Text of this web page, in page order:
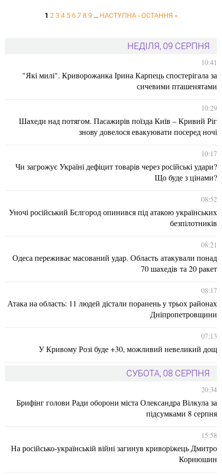
1 2 3 4 5 6 7 8 9 … НАСТУПНА › ОСТАННЯ »
НЕДІЛЯ, 09 СЕРПНЯ
10:41
"Які милі". Криворожанка Ірина Карпець спостерігала за
сичевими пташенятами
10:29
Шахеди над потягом. Пасажирів поїзда Київ – Кривий Ріг
знову довелося евакуювати посеред ночі
10:17
Чи загрожує Україні дефіцит товарів через російські удари?
Що буде з цінами?
08:52
Уночі російський Бєлгород опинився під атакою українських
безпілотників
08:21
Одеса переживає масований удар. Область атакували понад
70 шахедів та 20 ракет
08:17
Атака на область: 11 людей дістали поранень у трьох районах
Дніпропетровщини
07:13
У Кривому Розі буде +30, можливий невеликий дощ
СУБОТА, 08 СЕРПНЯ
20:34
Брифінг голови Ради оборони міста Олександра Вілкула за
підсумками 8 серпня
15:58
На російсько-українській війні загинув криворіжець Дмитро
Корнюшин